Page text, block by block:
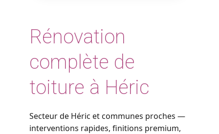
Rénovation
complète de
toiture à Héric
Secteur de Héric et communes proches —
interventions rapides, finitions premium,